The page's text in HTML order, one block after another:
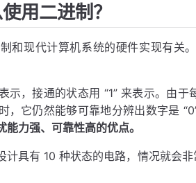
用二进制？
和现代计算机系统的硬件实现有关
示，接通的状态用 “1” 来表示。由
，它仍然能够可靠地分辨出数字是
力强、可靠性高的优点。
计具有 10 种状态的电路，情况就会